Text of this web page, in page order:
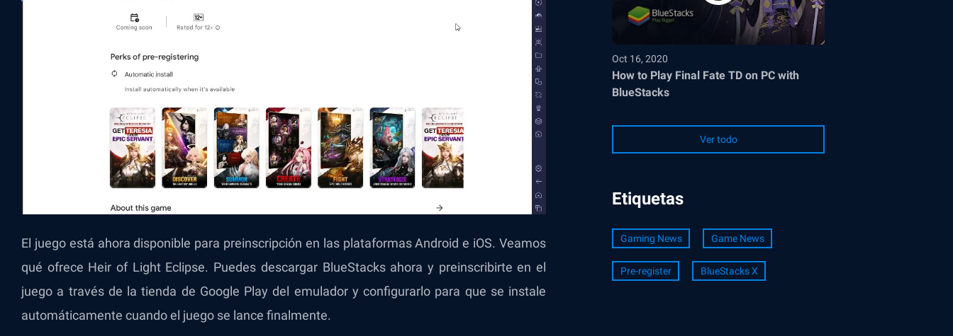
El juego está ahora disponible para preinscripción en las plataformas Android e iOS. Veamos
qué ofrece Heir of Light Eclipse. Puedes descargar BlueStacks ahora y preinscribirte en el
juego a través de la tienda de Google Play del emulador y configurarlo para que se instale
automáticamente cuando el juego se lance finalmente.
Oct 16, 2020
How to Play Final Fate TD on PC with
BlueStacks
Ver todo
Etiquetas
Gaming News Game News
Pre-register BlueStacks X